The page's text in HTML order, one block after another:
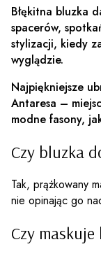
Błękitna bluzka
spacerów,
stylizacji, kiedy
wyglądzie.
Najpiękniejsze
Antaresa –
modne fasony,
Czy bluzka
Tak, prążkowany
nie opinając go
Czy maskuje